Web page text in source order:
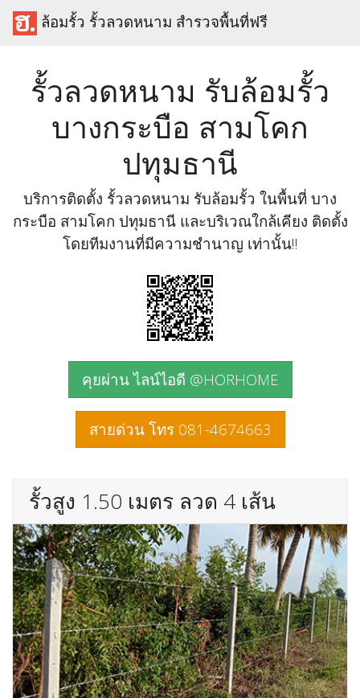
ล้อมรั้ว รั้วลวดหนาม สำรวจพื้นที่ฟรี
รั้วลวดหนาม รับล้อมรั้ว
บางกระบือ สามโคก
ปทุมธานี
บริการติดตั้ง รั้วลวดหนาม รับล้อมรั้ว ในพื้นที่ บาง
กระบือ สามโคก ปทุมธานี และบริเวณใกล้เคียง ติดตั้ง
โดยทีมงานที่มีความชำนาญ เท่านั้น!!
คุยผ่าน ไลน์ไอดี @HORHOME
สายด่วน โทร 081-4674663
รั้วสูง 1.50 เมตร ลวด 4 เส้น